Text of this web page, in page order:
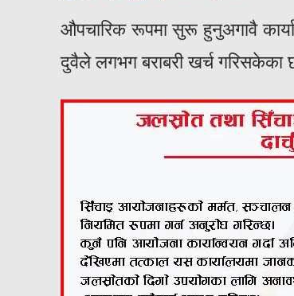
औपचारिक रूपमा सुरू हुनुअगावै
दुवैले लगभग बराबरी खर्च गरिसकेका